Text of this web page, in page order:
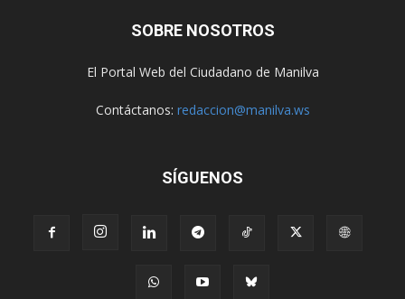
SOBRE NOSOTROS
El Portal Web del Ciudadano de Manilva
Contáctanos: redaccion@manilva.ws
SÍGUENOS